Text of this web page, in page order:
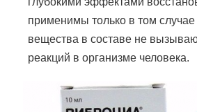
применимы только в том
вещества в составе не
реакций в организме человека.